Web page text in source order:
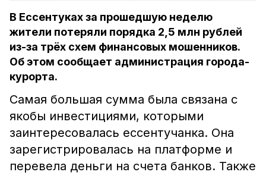
В Ессентуках за прошедшую неделю
жители потеряли порядка 2,5 млн рублей
из-за трёх схем финансовых мошенников.
Об этом сообщает администрация города-
курорта.
Самая большая сумма была связана с
якобы инвестициями, которыми
заинтересовалась ессентучанка. Она
зарегистрировалась на платформе и
перевела деньги на счета банков. Также